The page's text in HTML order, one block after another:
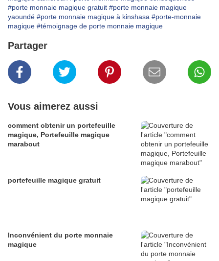
#porte monnaie magique gratuit #porte monnaie magique
yaoundé #porte monnaie magique à kinshasa #porte-monnaie
magique #témoignage de porte monnaie magique
Partager
Vous aimerez aussi
comment obtenir un portefeuille
magique, Portefeuille magique
marabout
portefeuille magique gratuit
Inconvénient du porte monnaie
magique